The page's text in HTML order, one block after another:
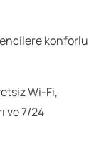
konforlu
Wi-Fi,
ve 7/24